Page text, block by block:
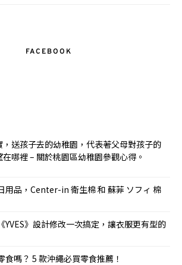
FACEBOOK
，送孩子去的幼稚園，代表著父母對孩子的
在哪裡 – 關於桃園區幼稚園參觀心得。
用品，Center-in 衛生棉 和 蘇菲 ソフィ 棉
YVES》設計修改一次搞定，讓衣服更有型的
嗎？ 5 款沖繩必買零食推薦！